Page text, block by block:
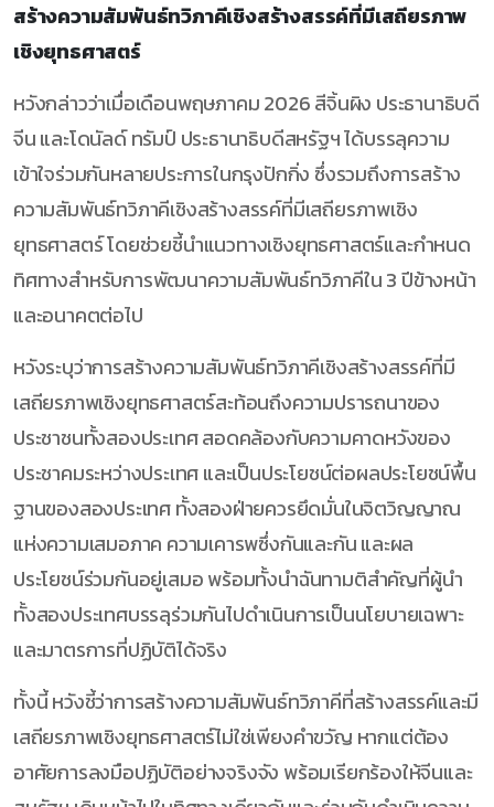
สร้างความสัมพันธ์ทวิภาคีเชิงสร้างสรรค์ที่มีเสถียรภาพ
เชิงยุทธศาสตร์
หวังกล่าวว่าเมื่อเดือนพฤษภาคม 2026 สีจิ้นผิง ประธานาธิบดี
จีน และโดนัลด์ ทรัมป์ ประธานาธิบดีสหรัฐฯ ได้บรรลุความ
เข้าใจร่วมกันหลายประการในกรุงปักกิ่ง ซึ่งรวมถึงการสร้าง
ความสัมพันธ์ทวิภาคีเชิงสร้างสรรค์ที่มีเสถียรภาพเชิง
ยุทธศาสตร์ โดยช่วยชี้นำแนวทางเชิงยุทธศาสตร์และกำหนด
ทิศทางสำหรับการพัฒนาความสัมพันธ์ทวิภาคีใน 3 ปีข้างหน้า
และอนาคตต่อไป
หวังระบุว่าการสร้างความสัมพันธ์ทวิภาคีเชิงสร้างสรรค์ที่มี
เสถียรภาพเชิงยุทธศาสตร์สะท้อนถึงความปรารถนาของ
ประชาชนทั้งสองประเทศ สอดคล้องกับความคาดหวังของ
ประชาคมระหว่างประเทศ และเป็นประโยชน์ต่อผลประโยชน์พื้น
ฐานของสองประเทศ ทั้งสองฝ่ายควรยึดมั่นในจิตวิญญาณ
แห่งความเสมอภาค ความเคารพซึ่งกันและกัน และผล
ประโยชน์ร่วมกันอยู่เสมอ พร้อมทั้งนำฉันทามติสำคัญที่ผู้นำ
ทั้งสองประเทศบรรลุร่วมกันไปดำเนินการเป็นนโยบายเฉพาะ
และมาตรการที่ปฏิบัติได้จริง
ทั้งนี้ หวังชี้ว่าการสร้างความสัมพันธ์ทวิภาคีที่สร้างสรรค์และมี
เสถียรภาพเชิงยุทธศาสตร์ไม่ใช่เพียงคำขวัญ หากแต่ต้อง
อาศัยการลงมือปฏิบัติอย่างจริงจัง พร้อมเรียกร้องให้จีนและ